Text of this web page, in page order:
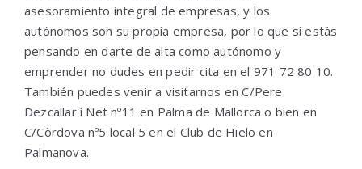
asesoramiento integral de empresas, y los
autónomos son su propia empresa, por lo que si estás
pensando en darte de alta como autónomo y
emprender no dudes en pedir cita en el 971 72 80 10.
También puedes venir a visitarnos en C/Pere
Dezcallar i Net nº11 en Palma de Mallorca o bien en
C/Còrdova nº5 local 5 en el Club de Hielo en
Palmanova.